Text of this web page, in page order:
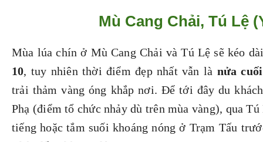
Mù Cang Chải, Tú Lệ
Mùa lúa chín ở Mù Cang Chải và Tú Lệ sẽ kéo
10, tuy nhiên thời điểm đẹp nhất vẫn là nửa
trải thảm vàng óng khắp nơi. Để tới đây du
Phạ (điểm tổ chức nhảy dù trên mùa vàng), qua
tiếng hoặc tắm suối khoáng nóng ở Trạm Tấu